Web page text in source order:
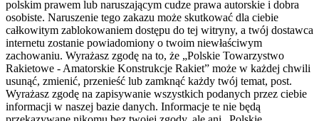
polskim prawem lub naruszającym cudze prawa autorskie i dobra
osobiste. Naruszenie tego zakazu może skutkować dla ciebie
całkowitym zablokowaniem dostępu do tej witryny, a twój dostawca
internetu zostanie powiadomiony o twoim niewłaściwym
zachowaniu. Wyrażasz zgodę na to, że „Polskie Towarzystwo
Rakietowe - Amatorskie Konstrukcje Rakiet” może w każdej chwili
usunąć, zmienić, przenieść lub zamknąć każdy twój temat, post.
Wyrażasz zgodę na zapisywanie wszystkich podanych przez ciebie
informacji w naszej bazie danych. Informacje te nie będą